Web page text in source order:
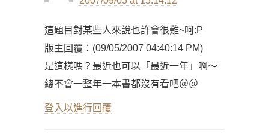
這題目對某些人來說也許會很難~呵:P
版主回覆：(09/05/2007 04:40:14 PM)
是這樣嗎？最近也可以「最近一年」啊～
總不會一整年一本書都沒有看吧＠＠
登入以進行回覆